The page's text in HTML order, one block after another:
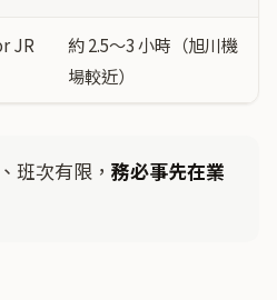
JR
約 2.5〜3 小時（旭川機
場較近）
班次有限， 務必事先在業